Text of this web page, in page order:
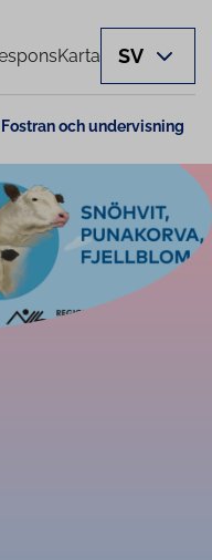
Karta SV
Fostran och undervisning